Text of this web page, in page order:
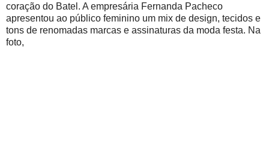
coração do Batel. A empresária Fernanda Pacheco
apresentou ao público feminino um mix de design, tecidos e
tons de renomadas marcas e assinaturas da moda festa. Na
foto,